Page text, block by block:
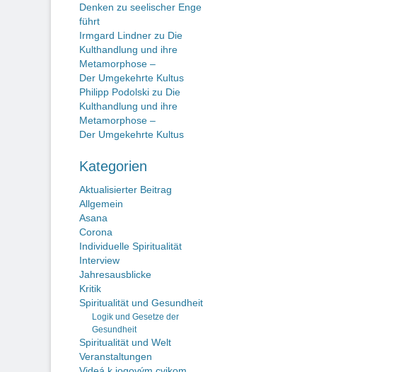
Denken zu seelischer Enge
führt
Irmgard Lindner zu Die
Kulthandlung und ihre
Metamorphose –
Der Umgekehrte Kultus
Philipp Podolski zu Die
Kulthandlung und ihre
Metamorphose –
Der Umgekehrte Kultus
Kategorien
Aktualisierter Beitrag
Allgemein
Asana
Corona
Individuelle Spiritualität
Interview
Jahresausblicke
Kritik
Spiritualität und Gesundheit
Logik und Gesetze der
Gesundheit
Spiritualität und Welt
Veranstaltungen